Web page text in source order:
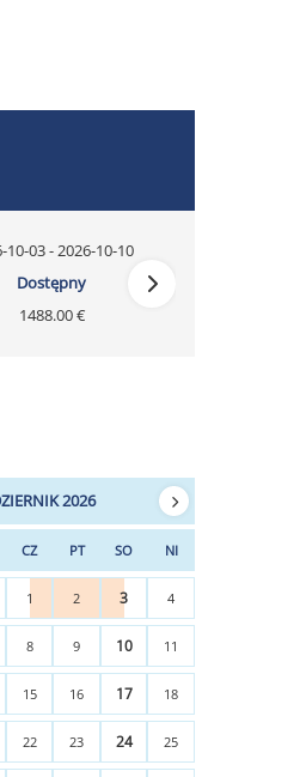
10-03 - 2026-10-10
Dostępny
1488.00 €
2026
CZ PT SO NI
1 2 3 4
8 9 10 11
15 16 17 18
22 23 24 25